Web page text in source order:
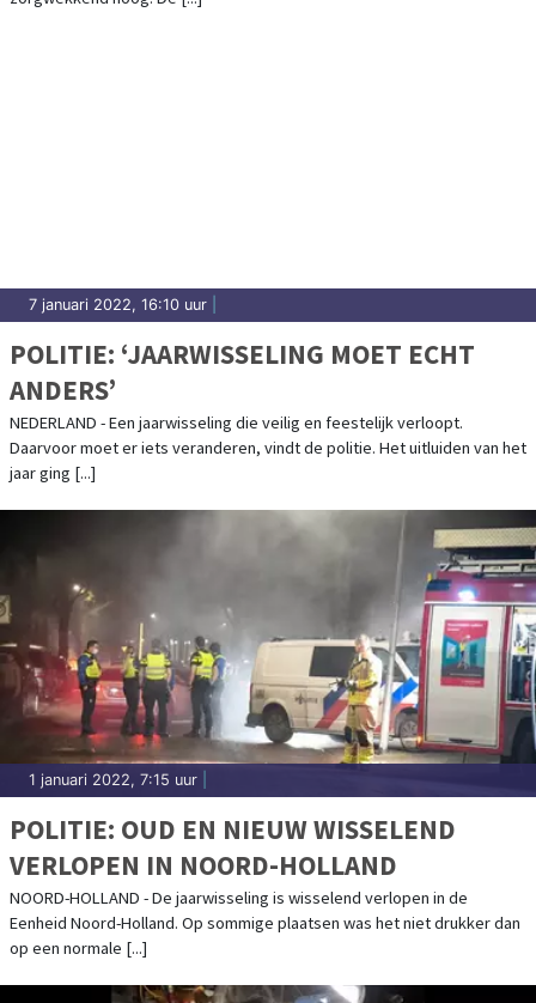
7 januari 2022, 16:10 uur
POLITIE: ‘JAARWISSELING MOET ECHT
ANDERS’
NEDERLAND - Een jaarwisseling die veilig en feestelijk verloopt.
Daarvoor moet er iets veranderen, vindt de politie. Het uitluiden van het
jaar ging [...]
1 januari 2022, 7:15 uur
POLITIE: OUD EN NIEUW WISSELEND
VERLOPEN IN NOORD-HOLLAND
NOORD-HOLLAND - De jaarwisseling is wisselend verlopen in de
Eenheid Noord-Holland. Op sommige plaatsen was het niet drukker dan
op een normale [...]